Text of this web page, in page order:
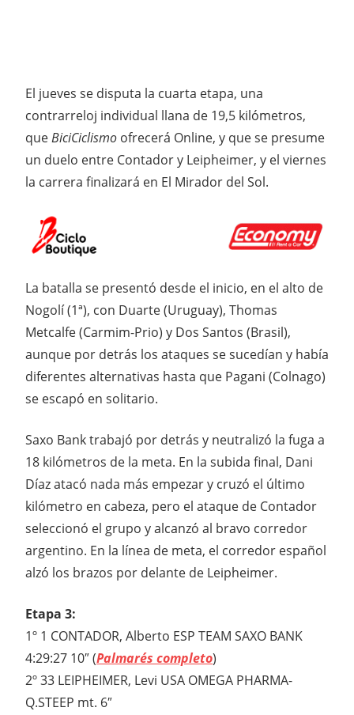
El jueves se disputa la cuarta etapa, una
contrarreloj individual llana de 19,5 kilómetros,
queBiciCiclismo ofrecerá Online, y que se presume
un duelo entre Contador y Leipheimer, y el viernes
la carrera finalizará en El Mirador del Sol.
La batalla se presentó desde el inicio, en el alto de
Nogolí (1ª), con Duarte (Uruguay), Thomas
Metcalfe (Carmim-Prio) y Dos Santos (Brasil),
aunque por detrás los ataques se sucedían y había
diferentes alternativas hasta que Pagani (Colnago)
se escapó en solitario.
Saxo Bank trabajó por detrás y neutralizó la fuga a
18 kilómetros de la meta. En la subida final, Dani
Díaz atacó nada más empezar y cruzó el último
kilómetro en cabeza, pero el ataque de Contador
seleccionó el grupo y alcanzó al bravo corredor
argentino. En la línea de meta, el corredor español
alzó los brazos por delante de Leipheimer.
Etapa 3:
1º 1 CONTADOR, Alberto ESP TEAM SAXO BANK
4:29:27 10″ (Palmarés completo)
2º 33 LEIPHEIMER, Levi USA OMEGA PHARMA-
Q.STEEP mt. 6″